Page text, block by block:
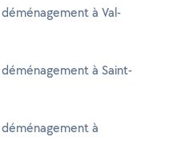
à Val-
à Saint-
à